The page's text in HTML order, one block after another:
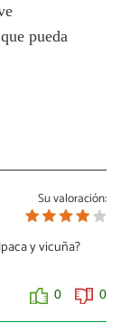
pueda
Su valoración:
y vicuña?
0 0